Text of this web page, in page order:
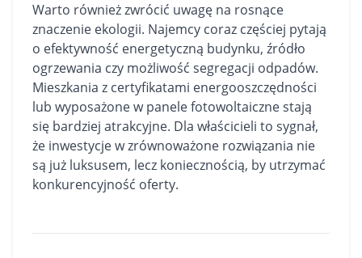
Warto również zwrócić uwagę na rosnące
znaczenie ekologii. Najemcy coraz częściej pytają
o efektywność energetyczną budynku, źródło
ogrzewania czy możliwość segregacji odpadów.
Mieszkania z certyfikatami energooszczędności
lub wyposażone w panele fotowoltaiczne stają
się bardziej atrakcyjne. Dla właścicieli to sygnał,
że inwestycje w zrównoważone rozwiązania nie
są już luksusem, lecz koniecznością, by utrzymać
konkurencyjność oferty.